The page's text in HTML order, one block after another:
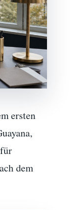
ersten
dem